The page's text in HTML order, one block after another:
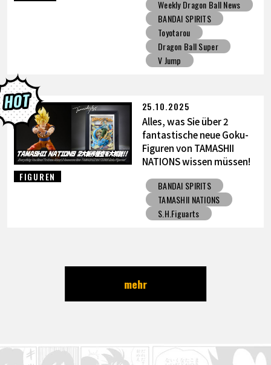
Vater-Sohn Kamehameha
Figur!
Weekly Dragon Ball News
BANDAI SPIRITS
Toyotarou
Dragon Ball Super
V Jump
FIGUREN
25.10.2025
Alles, was Sie über 2
fantastische neue Goku-
Figuren von TAMASHII
NATIONS wissen müssen!
BANDAI SPIRITS
TAMASHII NATIONS
S.H.Figuarts
mehr